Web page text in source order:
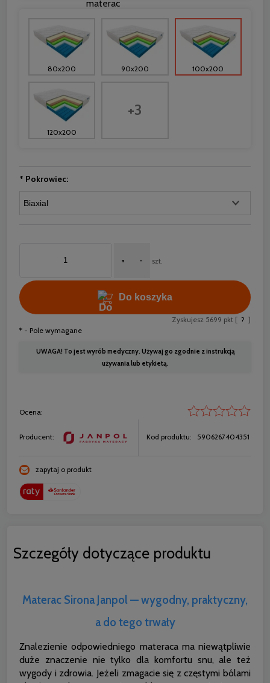
80x200 90x200 100x200
120x200
+3
* Pokrowiec:
+ - szt.
Do koszyka
Zyskujesz 5699 pkt [ ? ]
* - Pole wymagane
UWAGA! To jest wyrób medyczny. Używaj go zgodnie z instrukcją
używania lub etykietą.
Ocena:
Producent: Kod produktu: 5906267404351
zapytaj o produkt
Szczegóły dotyczące produktu
Materac Sirona Janpol — wygodny, praktyczny,
a do tego trwały
Znalezienie odpowiedniego materaca ma niewątpliwie
duże znaczenie nie tylko dla komfortu snu, ale też
wygody i zdrowia. Jeżeli zmagacie się z częstymi bólami